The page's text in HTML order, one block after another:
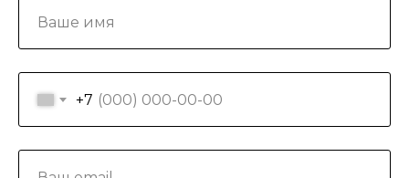
+7